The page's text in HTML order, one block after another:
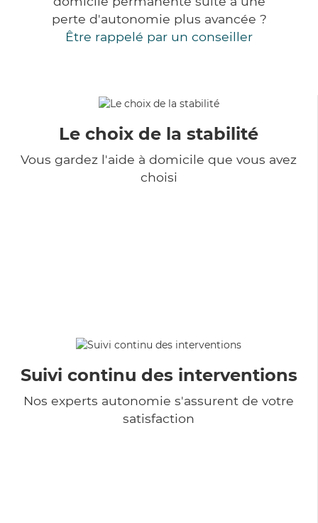
perte d'autonomie plus avancée ?
Être rappelé par un conseiller
Le choix de la stabilité
Vous gardez l'aide à domicile que vous avez
choisi
Suivi continu des interventions
Nos experts autonomie s'assurent de votre
satisfaction